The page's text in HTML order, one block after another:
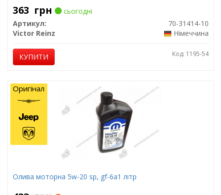
363 грн
сьогодні
Артикул:
70-31414-10
Victor Reinz
Німеччина
КУПИТИ Код: 1195-54
Олива моторна 5w-20 sp, gf-6a1 літр
Оригінал